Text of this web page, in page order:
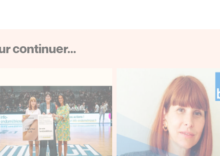
continuer...